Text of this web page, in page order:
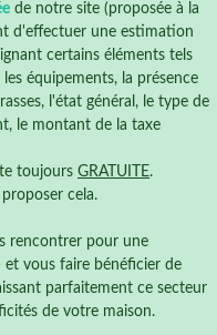
de notre site (proposée à la
d'effectuer une estimation
certains éléments tels
équipements, la présence
l'état général, le type de
le montant de la taxe
toujours GRATUITE.
cela.
rencontrer pour une
vous faire bénéficier de
parfaitement ce secteur
de votre maison.